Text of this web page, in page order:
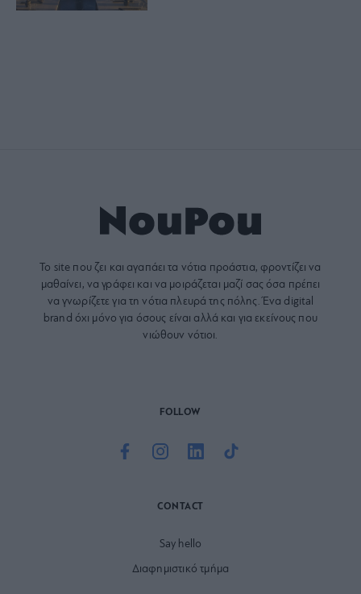
Το site που ζει και αγαπάει τα νότια προάστια, φροντίζει να
μαθαίνει, να γράφει και να μοιράζεται μαζί σας όσα πρέπει
να γνωρίζετε για τη νότια πλευρά της πόλης. Ένα digital
brand όχι μόνο για όσους είναι αλλά και για εκείνους που
νιώθουν νότιοι.
FOLLOW
CONTACT
Say hello
Διαφημιστικό τμήμα